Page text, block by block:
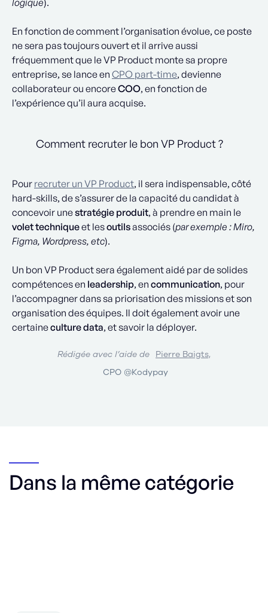
logique).
En fonction de comment l’organisation évolue, ce poste
ne sera pas toujours ouvert et il arrive aussi
fréquemment que le VP Product monte sa propre
entreprise, se lance en CPO part-time, devienne
collaborateur ou encoreCOO, en fonction de
l’expérience qu’il aura acquise.
Comment recruter le bon VP Product ?
Pour recruter un VP Product, il sera indispensable, côté
hard-skills, de s’assurer de la capacité du candidat à
concevoir unestratégie produit, à prendre en main le
volet techniqueet lesoutilsassociés (par exemple : Miro,
Figma, Wordpress, etc).
Un bon VP Product sera également aidé par de solides
compétences en leadership, en communication, pour
l’accompagner dans sa priorisation des missions et son
organisation des équipes. Il doit également avoir une
certaineculture data, et savoir la déployer.
Rédigée avec l’aide de Pierre Baigts,
CPO @Kodypay
Dans la même catégorie